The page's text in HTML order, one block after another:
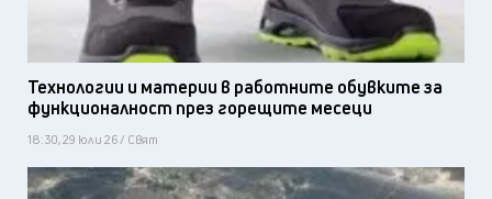
Технологии и материи в работните обувките за
функционалност през горещите месеци
18:30, 29 юли 26 / Свят